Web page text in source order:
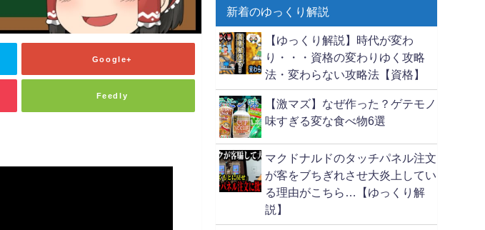
Google+
Feedly
新着のゆっくり解説
【ゆっくり解説】時代が変わ
り・・・資格の変わりゆく攻略
法・変わらない攻略法【資格】
【激マズ】なぜ作った？ゲテモノ
味すぎる変な食べ物6選
マクドナルドのタッチパネル注文
が客をブちぎれさせ大炎上してい
る理由がこちら…【ゆっくり解
説】